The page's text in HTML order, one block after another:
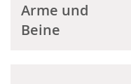
Arme und
Beine